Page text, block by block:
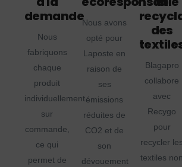
demande
Nous
fabriquons
chaque
produit
individuellement
sur
commande,
ce qui
permet de
Nous avons
opté pour
Laposte en
raison de
ses
émissions
réduites de
CO2 et de
son
dévouement
des
Blagapro
collabore
avec
Recygo
pour
recycler les
textiles non